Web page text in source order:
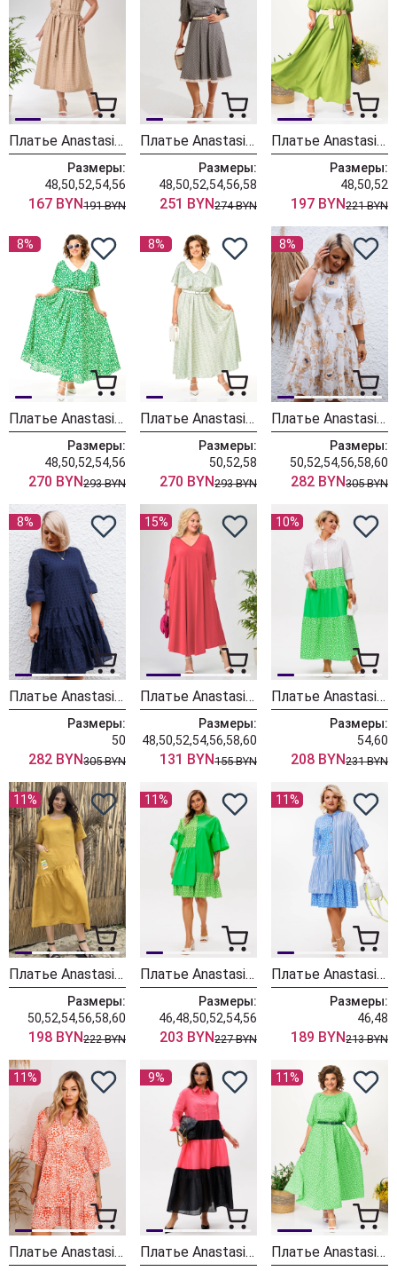
Платье Anastasia 1217 беж
Размеры:
48,50,52,54,56
167 BYN191 BYN
Платье Anastasia 1379 бежево-черный
Размеры:
48,50,52,54,56,58
251 BYN274 BYN
Платье Anastasia 1236-2 фисташковый
Размеры:
48,50,52
197 BYN221 BYN
8%
Платье Anastasia 1369 зеленый
Размеры:
48,50,52,54,56
270 BYN293 BYN
8%
Платье Anastasia 1369 принт прованс
Размеры:
50,52,58
270 BYN293 BYN
8%
Платье Anastasia 1103-1 молочный (принт цветы)
Размеры:
50,52,54,56,58,60
282 BYN305 BYN
8%
Платье Anastasia 1103-1 темно-синий
Размеры:
50
282 BYN305 BYN
15%
Платье Anastasia 1008 коралл
Размеры:
48,50,52,54,56,58,60
131 BYN155 BYN
10%
Платье Anastasia 1231 бело-зеленое
Размеры:
54,60
208 BYN231 BYN
11%
Платье Anastasia 1232 горчица
Размеры:
50,52,54,56,58,60
198 BYN222 BYN
11%
Платье Anastasia 1230-1 зеленый
Размеры:
46,48,50,52,54,56
203 BYN227 BYN
11%
Платье Anastasia 1230 голубое
Размеры:
46,48
189 BYN213 BYN
11%
Платье Anastasia 1235 молочно-оранжевое
9%
Платье Anastasia 1241 розово-черный
11%
Платье Anastasia 1222 зеленый